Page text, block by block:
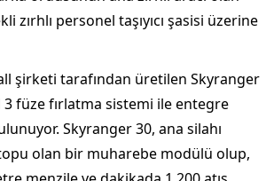
zırhlı personel taşıyıcı şasisi üzerine
şirketi tarafından üretilen Skyranger
3 füze fırlatma sistemi ile entegre
Skyranger 30, ana silahı
olan bir muharebe modülü olup,